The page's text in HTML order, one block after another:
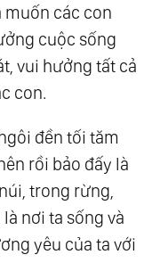
Hành Bộ
- Nơi Khởi
- Nơi Tình Yêu
Thức - Niềm
muốn các con
cuộc sống
vui hưởng tất cả
con.
đền tối tăm
rồi bảo đấy là
trong rừng,
nơi ta sống và
yêu của ta với